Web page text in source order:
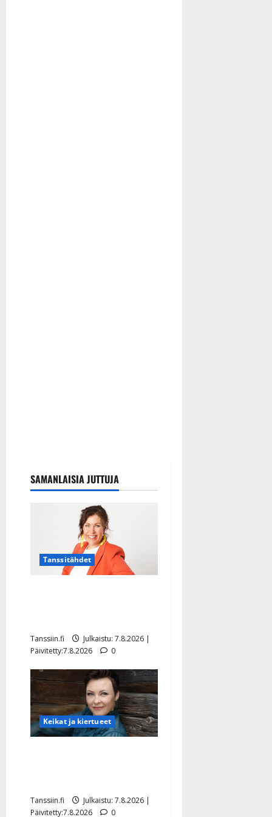
SAMANLAISIA JUTTUJA
Tanssitähdet
Tanssiin.fi
Julkaistu: 7.8.2026 |
Päivitetty:7.8.2026
0
Keikat ja kiertueet
Tanssiin.fi
Julkaistu: 7.8.2026 |
Päivitetty:7.8.2026
0